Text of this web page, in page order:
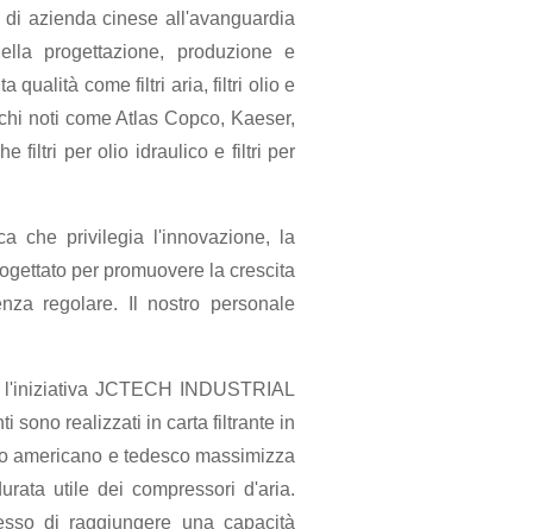
azienda cinese all'avanguardia
progettazione, produzione e
qualità come filtri aria, filtri olio e
noti come Atlas Copco, Kaeser,
filtri per olio idraulico e filtri per
che privilegia l'innovazione, la
per promuovere la crescita
regolare. Il nostro personale
JCTECH INDUSTRIAL
sono realizzati in carta filtrante in
americano e tedesco massimizza
utile dei compressori d'aria.
di raggiungere una capacità